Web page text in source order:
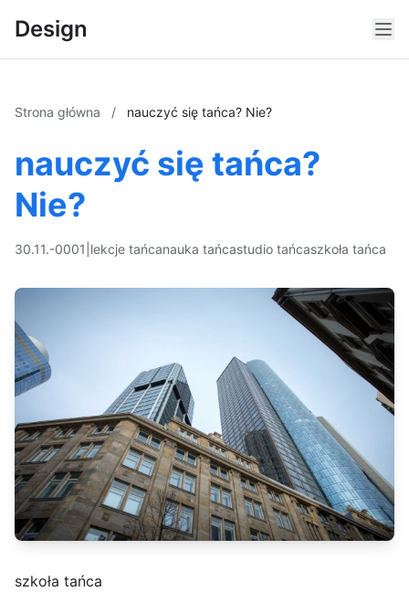
Design
Strona główna / nauczyć się tańca? Nie?
nauczyć się tańca?
Nie?
30.11.-0001 lekcje tańcanauka tańcastudio tańcaszkoła tańca
szkoła tańca